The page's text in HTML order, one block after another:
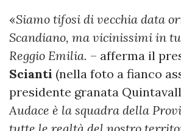
«Siamo tifosi di vecchia data
Scandiano, ma vicinissimi in
Reggio Emilia. – afferma il
Scianti (nella foto a fianco
presidente granata
Audace è la squadra della